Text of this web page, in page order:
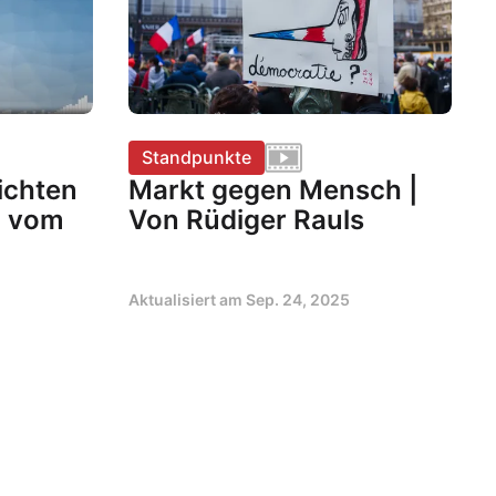
vom
Standpunkte
Markt gegen Mensch |
Von Rüdiger Rauls
Aktualisiert am Sep. 24, 2025